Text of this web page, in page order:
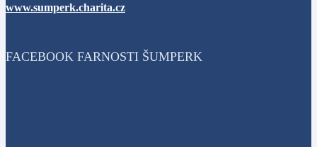
www.sumperk.charita.cz
FACEBOOK FARNOSTI ŠUMPERK